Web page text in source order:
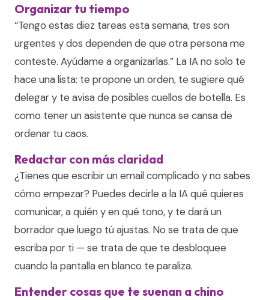
Organizar tu tiempo
“Tengo estas diez tareas esta semana, tres son
urgentes y dos dependen de que otra persona me
conteste. Ayúdame a organizarlas.” La IA no solo te
hace una lista: te propone un orden, te sugiere qué
delegar y te avisa de posibles cuellos de botella. Es
como tener un asistente que nunca se cansa de
ordenar tu caos.
Redactar con más claridad
¿Tienes que escribir un email complicado y no sabes
cómo empezar? Puedes decirle a la IA qué quieres
comunicar, a quién y en qué tono, y te dará un
borrador que luego tú ajustas. No se trata de que
escriba por ti — se trata de que te desbloquee
cuando la pantalla en blanco te paraliza.
Entender cosas que te suenan a chino